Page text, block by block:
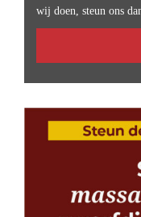
wij doen, steun ons